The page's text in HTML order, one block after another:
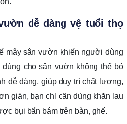
dễ dàng vệ tuổi thọ
mây sân vườn khiến người dùng
cho sân vườn không thể bỏ
dễ dàng, giúp duy trì chất lượng,
giản, bạn chỉ cần dùng khăn lau
bụi bẩn bám trên bàn, ghế.